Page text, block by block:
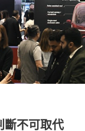
斷不可取代